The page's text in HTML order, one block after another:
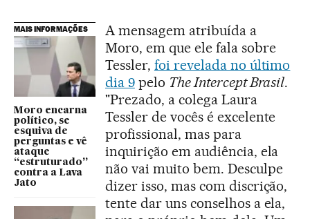
MAIS INFORMAÇÕES
Moro encarna
político, se
esquiva de
perguntas e vê
ataque
“estruturado”
contra a Lava
Jato
A mensagem atribuída a
Moro, em que ele fala sobre
Tessler, foi revelada no último
dia 9pelo The Intercept Brasil.
"Prezado, a colega Laura
Tessler de vocês é excelente
profissional, mas para
inquirição em audiência, ela
não vai muito bem. Desculpe
dizer isso, mas com discrição,
tente dar uns conselhos a ela,